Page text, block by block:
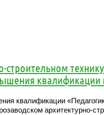
строительном
квалификации
квалификации
архитектурно-